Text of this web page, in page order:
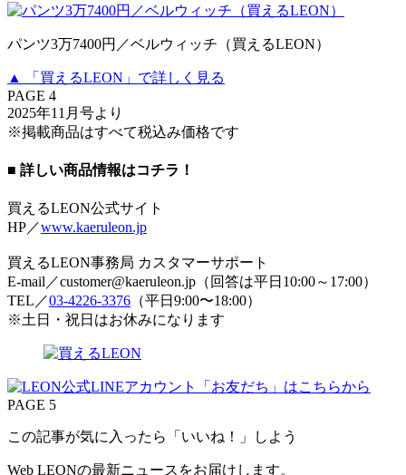
パンツ3万7400円／ベルウィッチ（買えるLEON）
▲ 「買えるLEON」で詳しく見る
PAGE 4
2025年11月号より
※掲載商品はすべて税込み価格です
■ 詳しい商品情報はコチラ！
買えるLEON公式サイト
HP／www.kaeruleon.jp
買えるLEON事務局 カスタマーサポート
E-mail／customer@kaeruleon.jp（回答は平日10:00～17:00）
TEL／03-4226-3376 （平日9:00〜18:00）
※土日・祝日はお休みになります
PAGE 5
この記事が気に入ったら「いいね！」しよう
Web LEONの最新ニュースをお届けします。